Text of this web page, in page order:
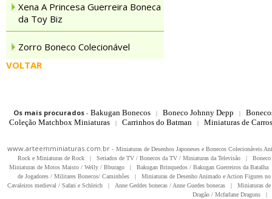
Xena A Princesa Guerreira Boneca
da Toy Biz
Zorro Boneco Colecionável
VOLTAR
Os mais procurados- Bakugan Bonecos | Boneco Johnny Depp |
Coleção Matchbox Miniaturas
| Carrinhos do Batman | Miniaturas de
www.arteemminiaturas.com.br - Miniaturas de Desenhos Japoneses e Bonecos Colecionáveis
Rock e Miniaturas de Rock
| Seriados de TV / Bonecos da TV / Miniaturas da Televisão |
Miniaturas de Motos Maisto / Welly / Bburago
| Bakugan Brinquedos / Bakugan Guerreiros da Batalha
de Jogadores / Militares Bonecos/ Caminhões
|
Miniaturas de Desenho Animado e Action Figures
Cavaleiros medieval / Safari e Schleich
| Anne Geddes bonecas / Anne Guedes bonecas |
Miniaturas
Dragão / Mcfarlane Dragons
|